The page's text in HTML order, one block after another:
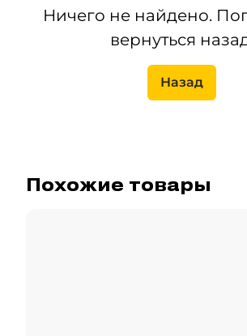
Ничего не найдено.
вернуться
Назад
Похожие товары